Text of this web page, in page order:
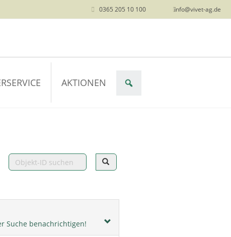
0365 205 10 100 info@vivet-ag.de
AKTIONEN
Suche benachrichtigen!